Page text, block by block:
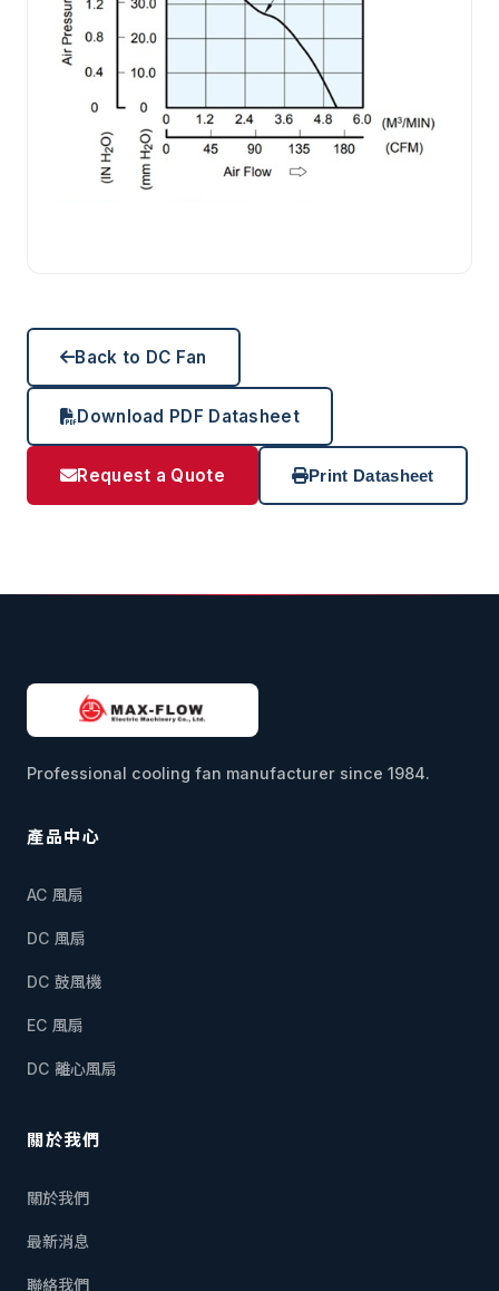
Back to DC Fan
Download PDF Datasheet
Request a Quote Print Datasheet
Professional cooling fan manufacturer since 1984.
產品中心
AC 風扇
DC 風扇
DC 鼓風機
EC 風扇
DC 離心風扇
關於我們
關於我們
最新消息
聯絡我們